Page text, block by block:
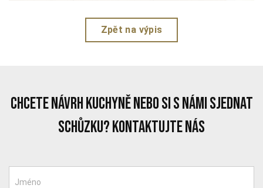
Zpět na výpis
chcete návrh kuchyně nebo si s námi sjednat
schůzku? Kontaktujte nás
Jméno